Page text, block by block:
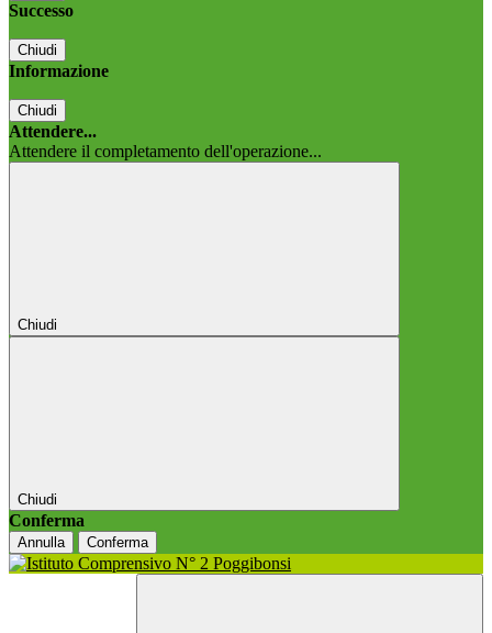
Successo
Chiudi
Informazione
Chiudi
Attendere...
Attendere il completamento dell'operazione...
Chiudi
Chiudi
Conferma
Annulla Conferma